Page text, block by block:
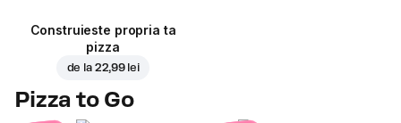
Construieste propria ta
pizza
de la 22,99 lei
Pizza to Go